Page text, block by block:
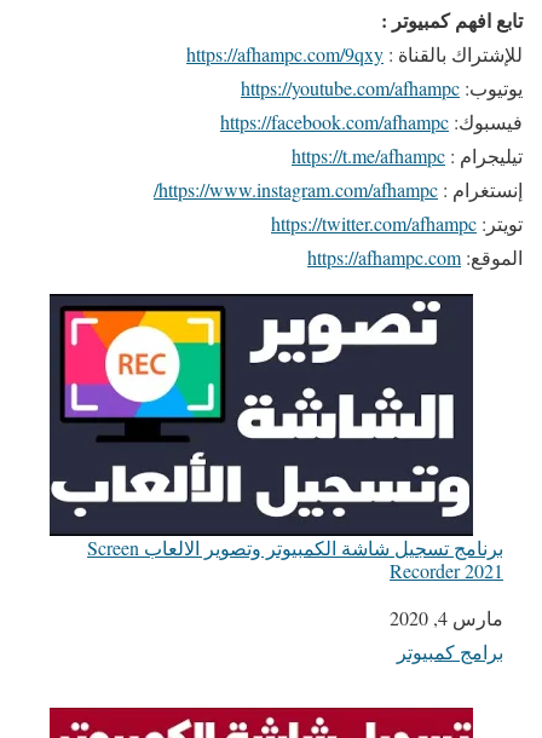
تابع افهم كمبيوتر :
للإشتراك بالقناة : https://afhampc.com/9qxy
يوتيوب: https://youtube.com/afhampc
فيسبوك: https://facebook.com/afhampc
تيليجرام : https://t.me/afhampc
إنستغرام : https://www.instagram.com/afhampc/
تويتر: https://twitter.com/afhampc
الموقع: https://afhampc.com
برنامج تسجيل شاشة الكمبيوتر وتصوير الالعاب Screen
Recorder 2021
التاريخ
مارس 4, 2020
في ما يتعلق بما يأتي
برامج كمبيوتر